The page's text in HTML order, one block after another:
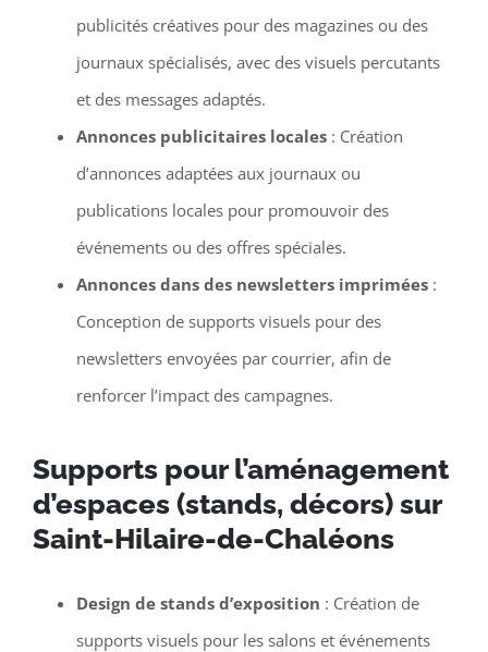
publicités créatives pour des magazines ou des
journaux spécialisés, avec des visuels percutants
et des messages adaptés.
Annonces publicitaires locales: Création
d’annonces adaptées aux journaux ou
publications locales pour promouvoir des
événements ou des offres spéciales.
Annonces dans des newsletters imprimées:
Conception de supports visuels pour des
newsletters envoyées par courrier, afin de
renforcer l’impact des campagnes.
Supports pour l’aménagement
d’espaces (stands, décors) sur
Saint-Hilaire-de-Chaléons
Design de stands d’exposition : Création de
supports visuels pour les salons et événements